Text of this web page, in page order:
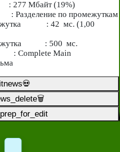
Мбайт (19%)
по промежуткам
: 42 мс. (1,00
: 500 мс.
Main